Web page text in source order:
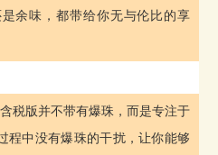
余味，都带给你无与伦比的享
税版并不带有爆珠，而是专注于
程中没有爆珠的干扰，让你能够